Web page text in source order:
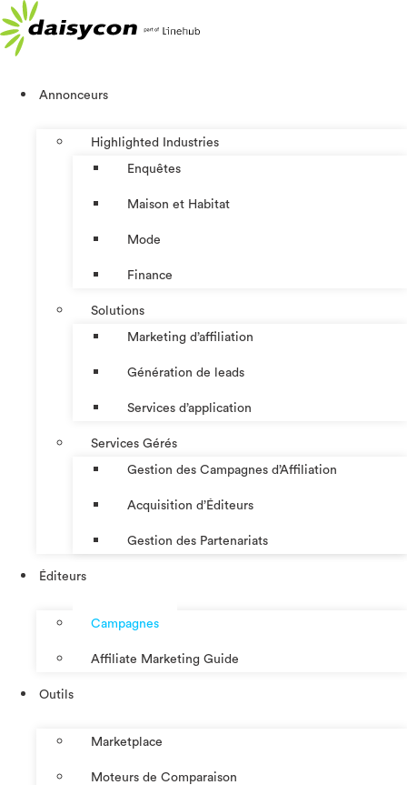
Aller
au
contenu
Annonceurs
Highlighted Industries
Enquêtes
Maison et Habitat
Mode
Finance
Solutions
Marketing d’affiliation
Génération de leads
Services d’application
Services Gérés
Gestion des Campagnes d’Affiliation​
Acquisition d’Éditeurs
Gestion des Partenariats
Éditeurs
Campagnes
Affiliate Marketing Guide
Outils
Marketplace
Moteurs de Comparaison